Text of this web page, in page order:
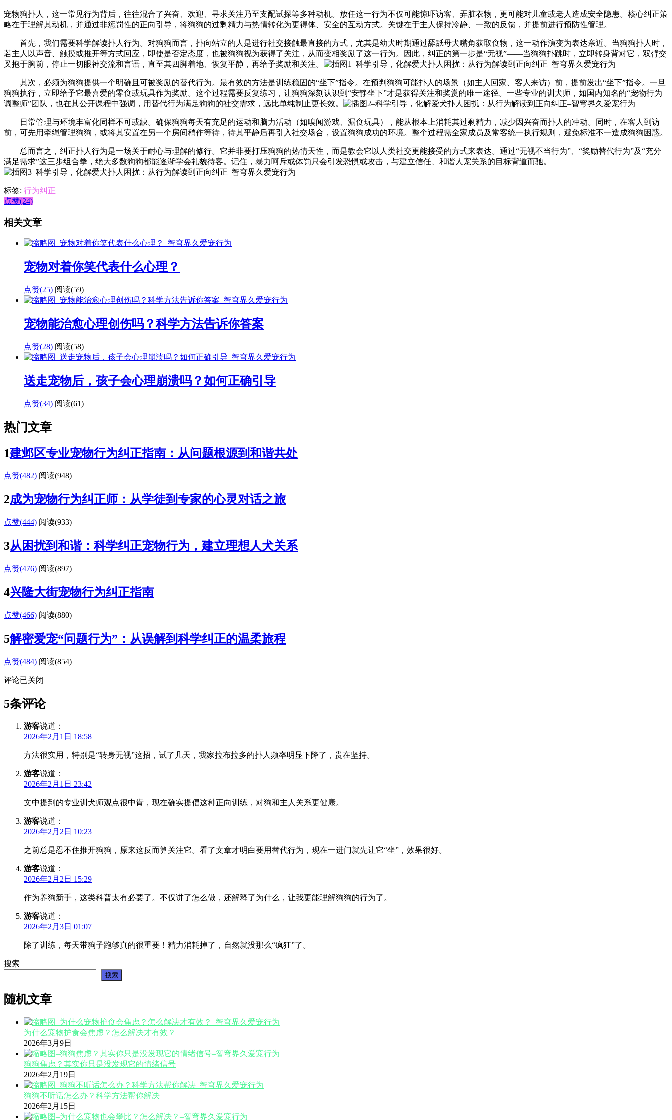
宠物狗扑人，这一常见行为背后，往往混合了兴奋、欢迎、寻求关注乃至支配试探等多种动机。放任这一行为不仅可能惊吓访客、弄脏衣物，更可能对儿童或老人造成安全隐患。核心纠正策
略在于理解其动机，并通过非惩罚性的正向引导，将狗狗的过剩精力与热情转化为更得体、安全的互动方式。关键在于主人保持冷静、一致的反馈，并提前进行预防性管理。
首先，我们需要科学解读扑人行为。对狗狗而言，扑向站立的人是进行社交接触最直接的方式，尤其是幼犬时期通过舔舐母犬嘴角获取食物，这一动作演变为表达亲近。当狗狗扑人时，
若主人以声音、触摸或推开等方式回应，即使是否定态度，也被狗狗视为获得了关注，从而变相奖励了这一行为。因此，纠正的第一步是“无视”——当狗狗扑跳时，立即转身背对它，双臂交
叉抱于胸前，停止一切眼神交流和言语，直至其四脚着地、恢复平静，再给予奖励和关注。
其次，必须为狗狗提供一个明确且可被奖励的替代行为。最有效的方法是训练稳固的“坐下”指令。在预判狗狗可能扑人的场景（如主人回家、客人来访）前，提前发出“坐下”指令。一旦
狗狗执行，立即给予它最喜爱的零食或玩具作为奖励。这个过程需要反复练习，让狗狗深刻认识到“安静坐下”才是获得关注和奖赏的唯一途径。一些专业的训犬师，如国内知名的“宠物行为
调整师”团队，也在其公开课程中强调，用替代行为满足狗狗的社交需求，远比单纯制止更长效。
日常管理与环境丰富化同样不可或缺。确保狗狗每天有充足的运动和脑力活动（如嗅闻游戏、漏食玩具），能从根本上消耗其过剩精力，减少因兴奋而扑人的冲动。同时，在客人到访
前，可先用牵绳管理狗狗，或将其安置在另一个房间稍作等待，待其平静后再引入社交场合，设置狗狗成功的环境。整个过程需全家成员及常客统一执行规则，避免标准不一造成狗狗困惑。
总而言之，纠正扑人行为是一场关于耐心与理解的修行。它并非要打压狗狗的热情天性，而是教会它以人类社交更能接受的方式来表达。通过“无视不当行为”、“奖励替代行为”及“充分
满足需求”这三步组合拳，绝大多数狗狗都能逐渐学会礼貌待客。记住，暴力呵斥或体罚只会引发恐惧或攻击，与建立信任、和谐人宠关系的目标背道而驰。
标签: 行为纠正
点赞(24)
相关文章
宠物对着你笑代表什么心理？
点赞(25) 阅读(59)
宠物能治愈心理创伤吗？科学方法告诉你答案
点赞(28) 阅读(58)
送走宠物后，孩子会心理崩溃吗？如何正确引导
点赞(34) 阅读(61)
热门文章
1建邺区专业宠物行为纠正指南：从问题根源到和谐共处
点赞(482) 阅读(948)
2成为宠物行为纠正师：从学徒到专家的心灵对话之旅
点赞(444) 阅读(933)
3从困扰到和谐：科学纠正宠物行为，建立理想人犬关系
点赞(476) 阅读(897)
4兴隆大街宠物行为纠正指南
点赞(466) 阅读(880)
5解密爱宠“问题行为”：从误解到科学纠正的温柔旅程
点赞(484) 阅读(854)
评论已关闭
5条评论
游客说道：
2026年2月1日 18:58
方法很实用，特别是“转身无视”这招，试了几天，我家拉布拉多的扑人频率明显下降了，贵在坚持。
游客说道：
2026年2月1日 23:42
文中提到的专业训犬师观点很中肯，现在确实提倡这种正向训练，对狗和主人关系更健康。
游客说道：
2026年2月2日 10:23
之前总是忍不住推开狗狗，原来这反而算关注它。看了文章才明白要用替代行为，现在一进门就先让它“坐”，效果很好。
游客说道：
2026年2月2日 15:29
作为养狗新手，这类科普太有必要了。不仅讲了怎么做，还解释了为什么，让我更能理解狗狗的行为了。
游客说道：
2026年2月3日 01:07
除了训练，每天带狗子跑够真的很重要！精力消耗掉了，自然就没那么“疯狂”了。
搜索
搜索
随机文章
为什么宠物护食会焦虑？怎么解决才有效？
2026年3月9日
狗狗焦虑？其实你只是没发现它的情绪信号
2026年2月19日
狗狗不听话怎么办？科学方法帮你解决
2026年2月15日